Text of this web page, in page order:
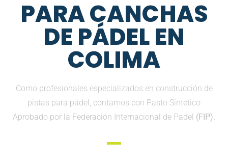
PARA CANCHAS
DE PÁDEL EN
COLIMA
Como profesionales especializados en construcción de
pistas para pádel, contamos con Pasto Sintético
Aprobado por la Federación Internacional de Padel (FIP).